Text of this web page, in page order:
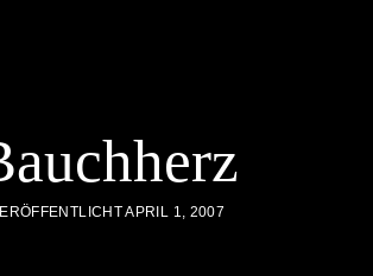
APRIL 1, 2007